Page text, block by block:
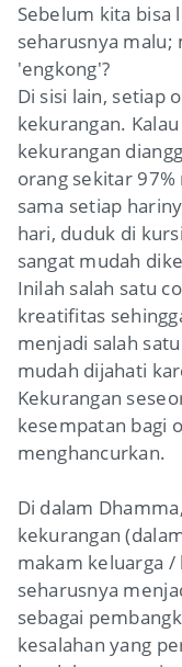
Sebelum kita bisa
seharusnya malu;
'engkong'?
Di sisi lain, setiap
kekurangan.
kekurangan
orang sekitar
sama setiap
hari, duduk di
sangat mudah
Inilah salah satu
kreatifitas
menjadi salah
mudah dijahati
Kekurangan
kesempatan bagi
menghancurkan.
Di dalam
kekurangan
makam keluarga
seharusnya
sebagai
kesalahan yang